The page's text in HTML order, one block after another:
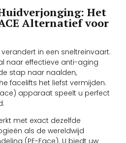
Het
Alternatief voor
in een sneltreinvaart.
naar effectieve anti-aging
stap naar naalden,
facelifts het liefst vermijden.
apparaat speelt u perfect
met exact dezelfde
als de wereldwijd